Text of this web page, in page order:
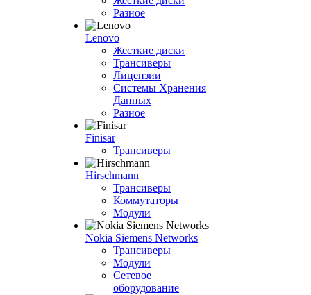
Разное
Lenovo
Жесткие диски
Трансиверы
Лицензии
Системы Хранения
Данных
Разное
Finisar
Трансиверы
Hirschmann
Трансиверы
Коммутаторы
Модули
Nokia Siemens Networks
Трансиверы
Модули
Сетевое
оборудование